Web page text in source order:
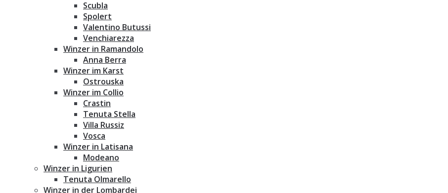
Scubla
Spolert
Valentino Butussi
Venchiarezza
Winzer in Ramandolo
Anna Berra
Winzer im Karst
Ostrouska
Winzer im Collio
Crastin
Tenuta Stella
Villa Russiz
Vosca
Winzer in Latisana
Modeano
Winzer in Ligurien
Tenuta Olmarello
Winzer in der Lombardei